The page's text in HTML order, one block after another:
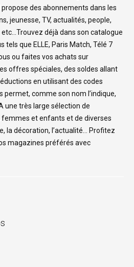
des abonnements dans les
jeunesse, TV, actualités, people,
déjà dans son catalogue
tels que ELLE, Paris Match, Télé 7
ou faites vos achats sur
offres spéciales, des soldes allant
en utilisant des codes
comme son nom l’indique,
une très large sélection de
et enfants et de diverses
la décoration, l’actualité… Profitez
magazines préférés avec